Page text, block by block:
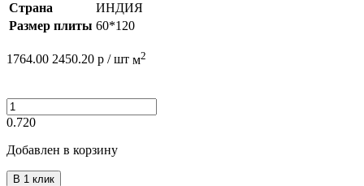
Страна
ИНДИЯ
Размер плиты 60*120
1764.00 2450.20 р / шт м2
0.720
Добавлен в корзину
В 1 клик